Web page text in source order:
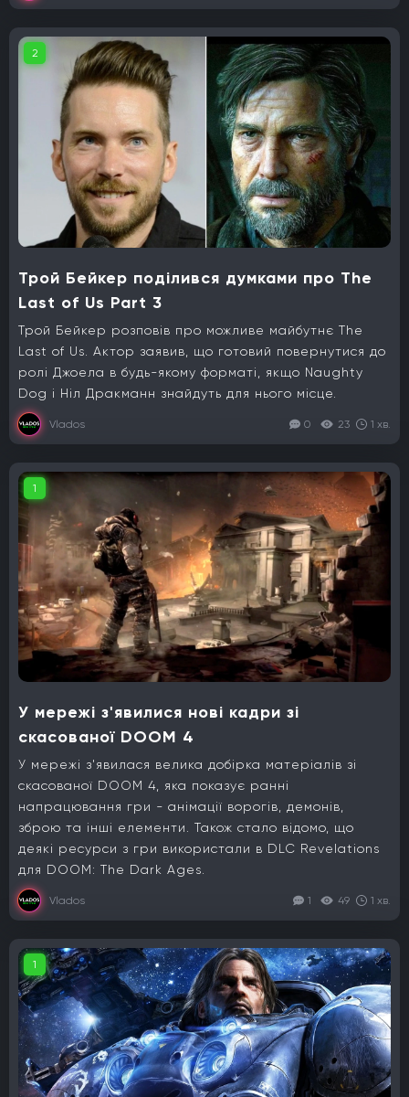
2
Трой Бейкер поділився думками про The
Last of Us Part 3
Трой Бейкер розповів про можливе майбутнє The
Last of Us. Актор заявив, що готовий повернутися до
ролі Джоела в будь-якому форматі, якщо Naughty
Dog і Ніл Дракманн знайдуть для нього місце.
Vlados 0 23 1 хв.
1
У мережі з'явилися нові кадри зі
скасованої DOOM 4
У мережі з'явилася велика добірка матеріалів зі
скасованої DOOM 4, яка показує ранні
напрацювання гри - анімації ворогів, демонів,
зброю та інші елементи. Також стало відомо, що
деякі ресурси з гри використали в DLC Revelations
для DOOM: The Dark Ages.
Vlados 1 49 1 хв.
1